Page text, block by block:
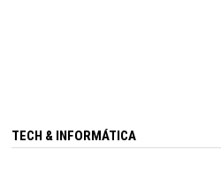
TECH & INFORMÁTICA